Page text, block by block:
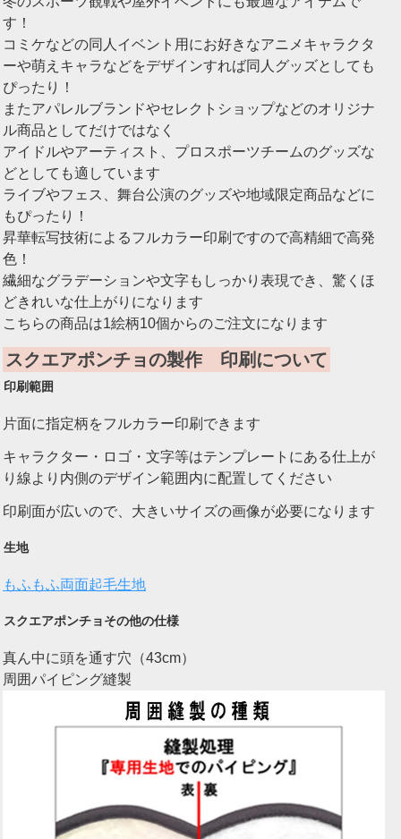
す！
コミケなどの同人イベント用にお好きなアニメキャラクタ
ーや萌えキャラなどをデザインすれば同人グッズとしても
ぴったり！
またアパレルブランドやセレクトショップなどのオリジナ
ル商品としてだけではなく
アイドルやアーティスト、プロスポーツチームのグッズな
どとしても適しています
ライブやフェス、舞台公演のグッズや地域限定商品などに
もぴったり！
昇華転写技術によるフルカラー印刷ですので高精細で高発
色！
繊細なグラデーションや文字もしっかり表現でき、驚くほ
どきれいな仕上がりになります
こちらの商品は1絵柄10個からのご注文になります
スクエアポンチョの製作 印刷について
印刷範囲
片面に指定柄をフルカラー印刷できます
キャラクター・ロゴ・文字等はテンプレートにある仕上が
り線より内側のデザイン範囲内に配置してください
印刷面が広いので、大きいサイズの画像が必要になります
生地
もふもふ両面起毛生地
スクエアポンチョその他の仕様
真ん中に頭を通す穴（43cm）
周囲パイピング縫製